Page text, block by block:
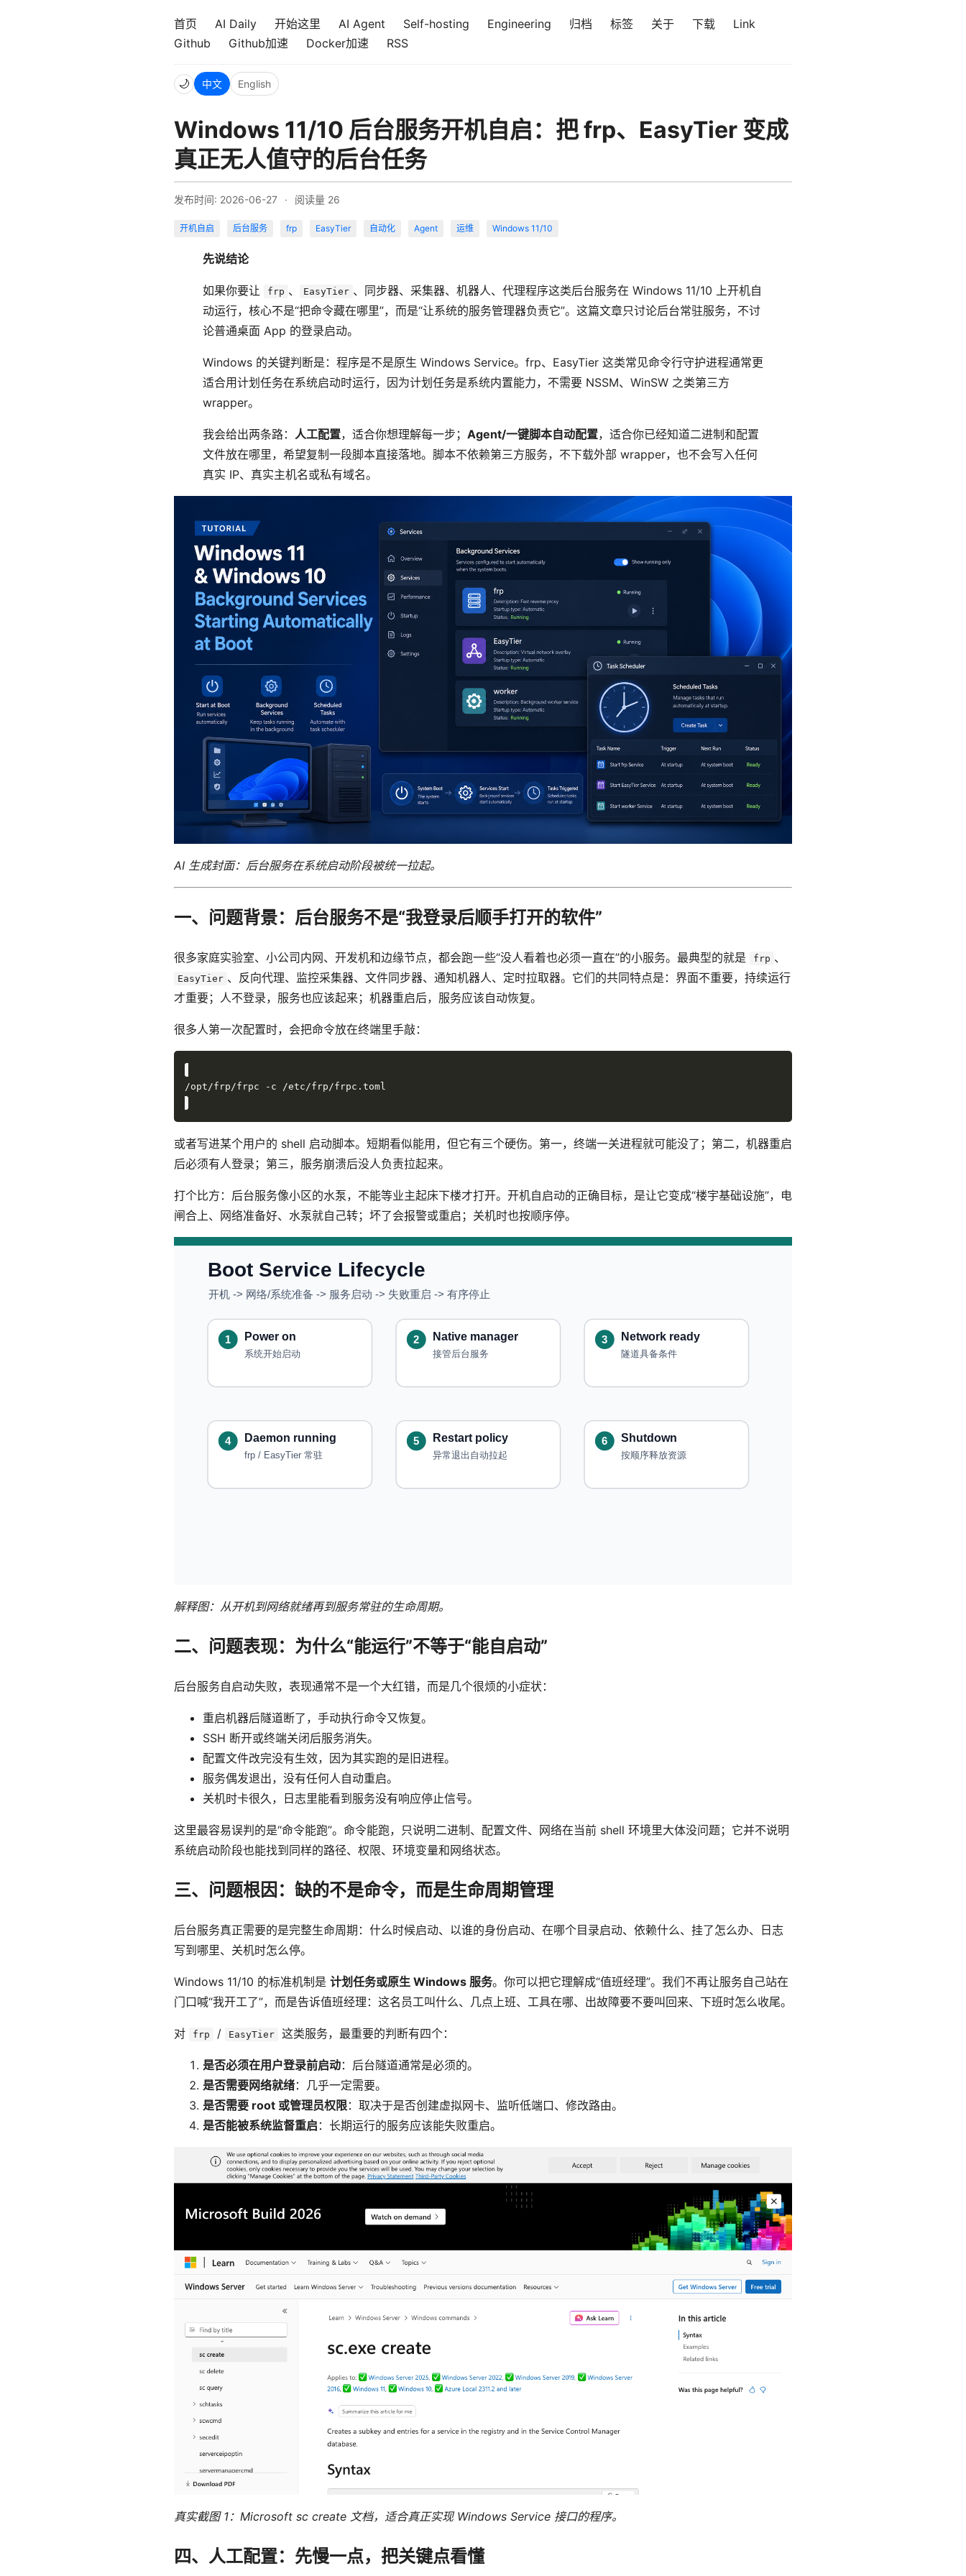
首页 AI Daily 开始这里 AI Agent Self-hosting Engineering 归档 标签 关于 下载
Link
Github
Github加速 Docker加速 RSS
🌙 中文 English
Windows 11/10 后台服务开机自启：把 frp、EasyTier 变成
真正无人值守的后台任务
发布时间: 2026-06-27 · 阅读量 26
开机自启 后台服务 frp EasyTier 自动化 Agent 运维 Windows 11/10
先说结论
如果你要让 frp 、 EasyTier 、同步器、采集器、机器人、代理程序这类后台服务在 Windows 11/10 上开机自
动运行，核心不是“把命令藏在哪里”，而是“让系统的服务管理器负责它”。这篇文章只讨论后台常驻服务，不讨
论普通桌面 App 的登录启动。
Windows 的关键判断是：程序是不是原生 Windows Service。frp、EasyTier 这类常见命令行守护进程通常更
适合用计划任务在系统启动时运行，因为计划任务是系统内置能力，不需要 NSSM、WinSW 之类第三方
wrapper。
我会给出两条路： 人工配置，适合你想理解每一步； Agent/一键脚本自动配置，适合你已经知道二进制和配置
文件放在哪里，希望复制一段脚本直接落地。脚本不依赖第三方服务，不下载外部 wrapper，也不会写入任何
真实 IP、真实主机名或私有域名。
AI 生成封面：后台服务在系统启动阶段被统一拉起。
一、问题背景：后台服务不是“我登录后顺手打开的软件”
很多家庭实验室、小公司内网、开发机和边缘节点，都会跑一些“没人看着也必须一直在”的小服务。最典型的就是 frp 、
EasyTier 、反向代理、监控采集器、文件同步器、通知机器人、定时拉取器。它们的共同特点是：界面不重要，持续运行
才重要；人不登录，服务也应该起来；机器重启后，服务应该自动恢复。
很多人第一次配置时，会把命令放在终端里手敲：
或者写进某个用户的 shell 启动脚本。短期看似能用，但它有三个硬伤。第一，终端一关进程就可能没了；第二，机器重启
后必须有人登录；第三，服务崩溃后没人负责拉起来。
打个比方：后台服务像小区的水泵，不能等业主起床下楼才打开。开机自启动的正确目标，是让它变成“楼宇基础设施”，电
闸合上、网络准备好、水泵就自己转；坏了会报警或重启；关机时也按顺序停。
解释图：从开机到网络就绪再到服务常驻的生命周期。
二、问题表现：为什么“能运行”不等于“能自启动”
后台服务自启动失败，表现通常不是一个大红错，而是几个很烦的小症状：
重启机器后隧道断了，手动执行命令又恢复。
SSH 断开或终端关闭后服务消失。
配置文件改完没有生效，因为其实跑的是旧进程。
服务偶发退出，没有任何人自动重启。
关机时卡很久，日志里能看到服务没有响应停止信号。
这里最容易误判的是“命令能跑”。命令能跑，只说明二进制、配置文件、网络在当前 shell 环境里大体没问题；它并不说明
系统启动阶段也能找到同样的路径、权限、环境变量和网络状态。
三、问题根因：缺的不是命令，而是生命周期管理
后台服务真正需要的是完整生命周期：什么时候启动、以谁的身份启动、在哪个目录启动、依赖什么、挂了怎么办、日志
写到哪里、关机时怎么停。
Windows 11/10 的标准机制是 计划任务或原生 Windows 服务。你可以把它理解成“值班经理”。我们不再让服务自己站在
门口喊“我开工了”，而是告诉值班经理：这名员工叫什么、几点上班、工具在哪、出故障要不要叫回来、下班时怎么收尾。
对 frp / EasyTier 这类服务，最重要的判断有四个：
是否必须在用户登录前启动：后台隧道通常是必须的。
是否需要网络就绪：几乎一定需要。
是否需要 root 或管理员权限：取决于是否创建虚拟网卡、监听低端口、修改路由。
是否能被系统监督重启 ：长期运行的服务应该能失败重启。
真实截图 1：Microsoft sc create 文档，适合真正实现 Windows Service 接口的程序。
四、人工配置：先慢一点，把关键点看懂